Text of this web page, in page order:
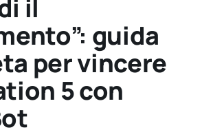
il
guida
per vincere
5 con